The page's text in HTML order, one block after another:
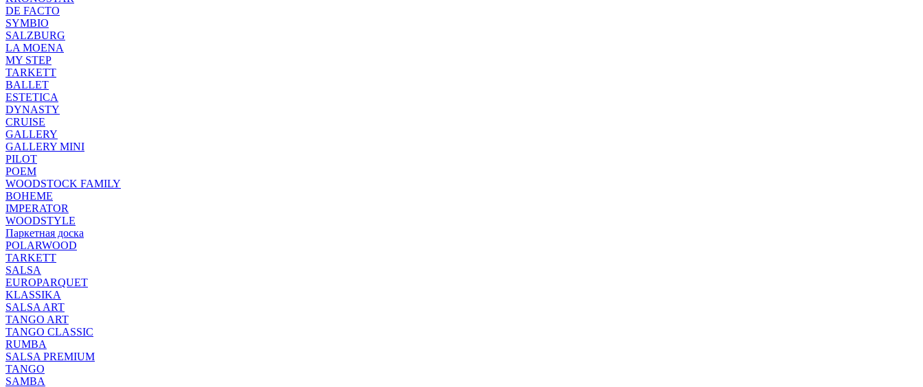
DE FACTO
SYMBIO
SALZBURG
LA MOENA
MY STEP
TARKETT
BALLET
ESTETICA
DYNASTY
CRUISE
GALLERY
GALLERY MINI
PILOT
POEM
WOODSTOCK FAMILY
BOHEME
IMPERATOR
WOODSTYLE
Паркетная доска
POLARWOOD
TARKETT
SALSA
EUROPARQUET
KLASSIKA
SALSA ART
TANGO ART
TANGO CLASSIC
RUMBA
SALSA PREMIUM
TANGO
SAMBA